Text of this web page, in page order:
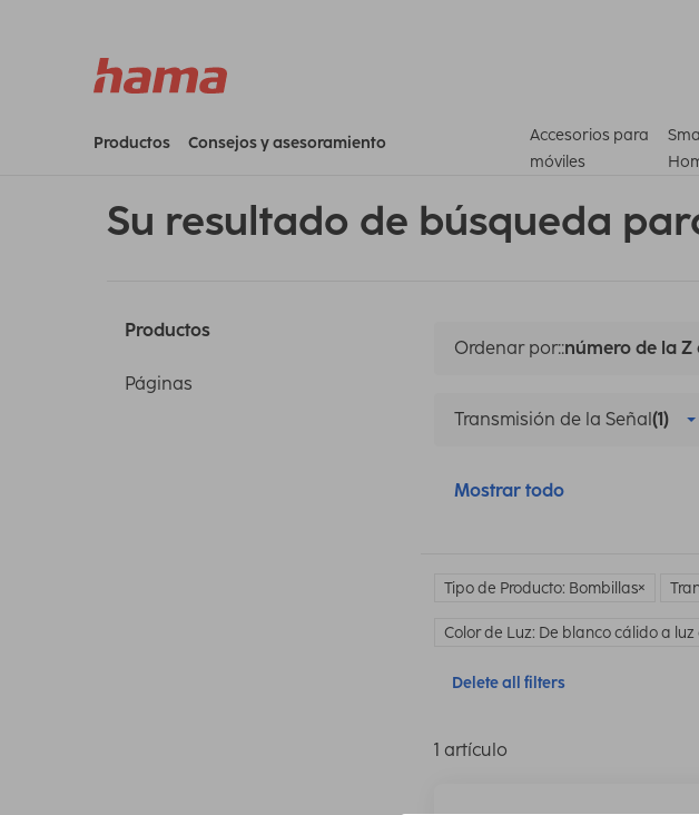
Productos Consejos y asesoramiento
Accesorios para
móviles
Su resultado de búsqueda
Productos
Páginas
Ordenar por::número de la Z
Transmisión de la Señal(1)
Mostrar todo
Tipo de Producto: Bombillas
Color de Luz: De blanco cálido a
Delete all filters
1 artículo